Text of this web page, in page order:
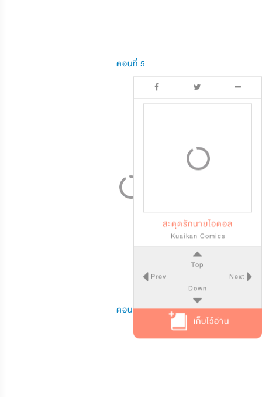
ตอนที่ 5
ตอนที่ 6
สะดุดรักนายไอดอล
Kuaikan Comics
Top
Prev
Next
Down
เก็บไว้อ่าน